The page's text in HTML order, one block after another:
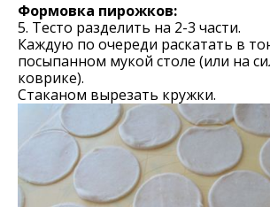
Формовка пирожков:
5. Тесто разделить на 2-3 части.
Каждую по очереди раскатать в
посыпанном мукой столе (или на
коврике).
Стаканом вырезать кружки.